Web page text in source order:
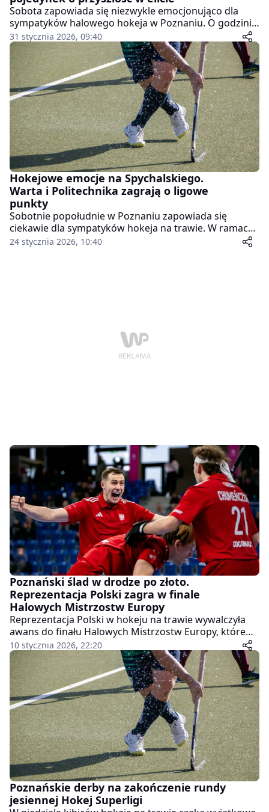
Sobota zapowiada się niezwykle emocjonująco dla
sympatyków halowego hokeja w Poznaniu. O godzinie
18:00 w hali AWF rozegrany zostanie mecz barażowy,
którego stawką jest prawo gry w Superlidze w
nadchodzącym sezonie. Naprzeciw siebie staną dwa
zespoły z jednego miasta: KS AZS AWF Poznań oraz
rezerwy Warta Poznań.
31 stycznia 2026, 09:40
Hokejowe emocje na Spychalskiego.
Warta i Politechnika zagrają o ligowe
punkty
Sobotnie popołudnie w Poznaniu zapowiada się
ciekawie dla sympatyków hokeja na trawie. W ramach
7. kolejki Superligi na parkiecie hali POSiR C przy ulicy
24 stycznia 2026, 10:40
Poznański ślad w drodze po złoto.
Reprezentacja Polski zagra w finale
Halowych Mistrzostw Europy
Reprezentacja Polski w hokeju na trawie wywalczyła
awans do finału Halowych Mistrzostw Europy, które
rozgrywane są w Heidelberg. W decydującym meczu o
złoty medal biało-czerwoni zmierzą się z Austria.
Początek spotkania zaplanowano na niedzielę, 11
stycznia, o godzinie 14:40.
10 stycznia 2026, 22:20
Poznańskie derby na zakończenie rundy
jesiennej Hokej Superligi